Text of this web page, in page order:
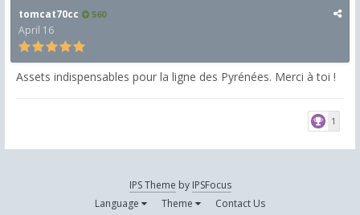
tomcat70cc 560
April 16
Assets indispensables pour la ligne des Pyrénées. Merci à toi !
1
IPS Theme by IPSFocus
Language
Theme Contact Us